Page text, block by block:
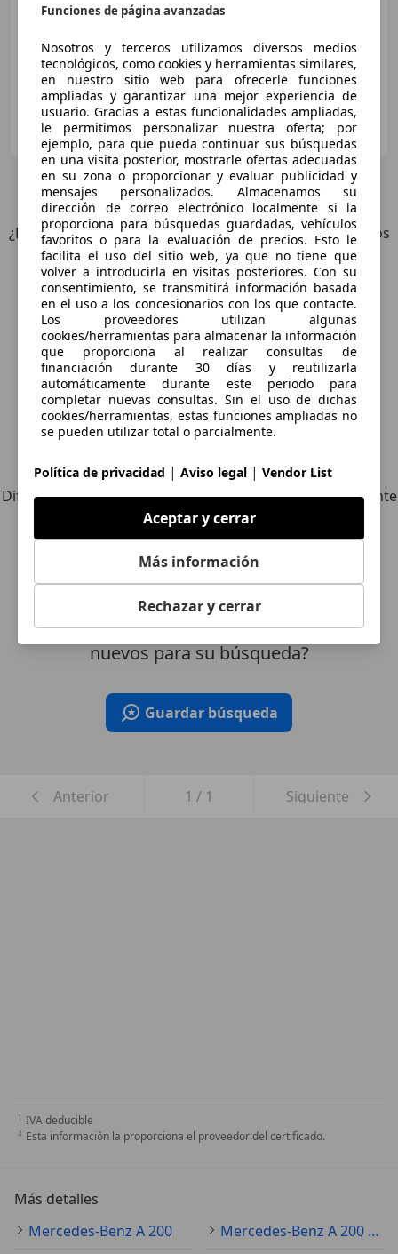
AUTOMOVILES JAMAL
ES-30740 SAN PEDRO DEL PINATAR
10 Ofertas para Mercedes-Benz A 200
¿Desea ser informado automáticamente sobre vehículos
nuevos para su búsqueda?
Guardar búsqueda
Explora vehículos similares
Diferente de tus criterios de búsqueda, pero posiblemente
una coincidencia perfecta.
¿Desea ser informado
automáticamente sobre vehículos
nuevos para su búsqueda?
Guardar búsqueda
Anterior 1 / 1 Siguiente
IVA deducible
Esta información la proporciona el proveedor del certificado.
Más detalles
Mercedes-Benz A 200
Mercedes-Benz A 200 Especificaciones técnicas
Funciones de página avanzadas
Nosotros y terceros utilizamos diversos medios
tecnológicos, como cookies y herramientas similares,
en nuestro sitio web para ofrecerle funciones
ampliadas y garantizar una mejor experiencia de
usuario. Gracias a estas funcionalidades ampliadas,
le permitimos personalizar nuestra oferta; por
ejemplo, para que pueda continuar sus búsquedas
en una visita posterior, mostrarle ofertas adecuadas
en su zona o proporcionar y evaluar publicidad y
mensajes personalizados. Almacenamos su
dirección de correo electrónico localmente si la
proporciona para búsquedas guardadas, vehículos
favoritos o para la evaluación de precios. Esto le
facilita el uso del sitio web, ya que no tiene que
volver a introducirla en visitas posteriores. Con su
consentimiento, se transmitirá información basada
en el uso a los concesionarios con los que contacte.
Los proveedores utilizan algunas
cookies/herramientas para almacenar la información
que proporciona al realizar consultas de
financiación durante 30 días y reutilizarla
automáticamente durante este periodo para
completar nuevas consultas. Sin el uso de dichas
cookies/herramientas, estas funciones ampliadas no
se pueden utilizar total o parcialmente.
Política de privacidad | Aviso legal | Vendor List
Aceptar y cerrar
Más información
Rechazar y cerrar